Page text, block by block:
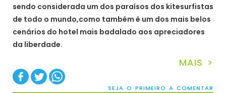
sendo considerada um dos paraísos dos kitesurfistas
de todo o mundo,como também é um dos mais belos
cenários do hotel mais badalado aos apreciadores
da liberdade.
MAIS >
SEJA O PRIMEIRO A COMENTAR